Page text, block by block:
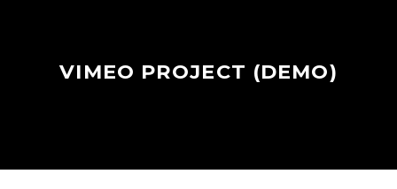
VIMEO PROJECT (DEMO)